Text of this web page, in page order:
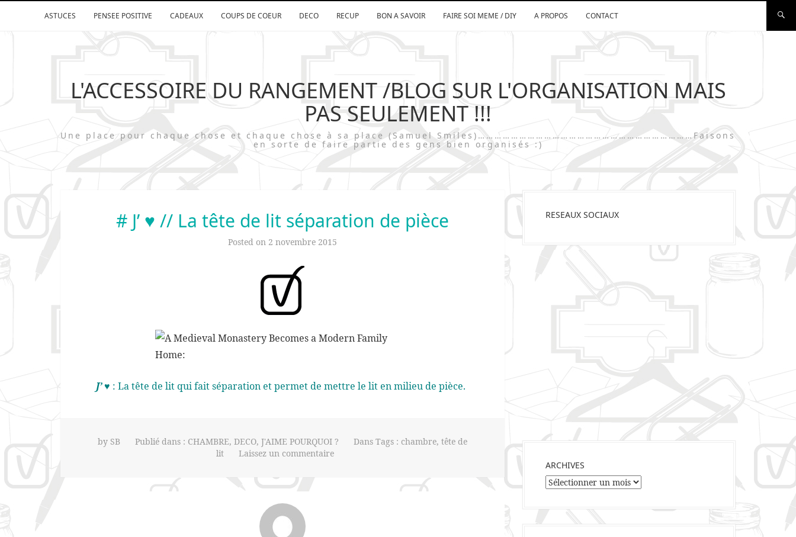
ASTUCES PENSEE POSITIVE CADEAUX COUPS DE COEUR DECO RECUP BON A SAVOIR FAIRE SOI MEME / DIY A PROPOS CONTACT
L'ACCESSOIRE DU RANGEMENT /BLOG SUR L'ORGANISATION MAIS
PAS SEULEMENT !!!
Une place pour chaque chose et chaque chose à sa place (Samuel Smiles)……………………………………………………………………Faisons
en sorte de faire partie des gens bien organisés :)
# J’ ♥ // La tête de lit séparation de pièce
Posted on 2 novembre 2015
J’ ♥ : La tête de lit qui fait séparation et permet de mettre le lit en milieu de pièce.
by SB Publié dans : CHAMBRE, DECO, J'AIME POURQUOI ? Dans Tags : chambre, tête de
lit
Laissez un commentaire
RESEAUX SOCIAUX
ARCHIVES
Archives